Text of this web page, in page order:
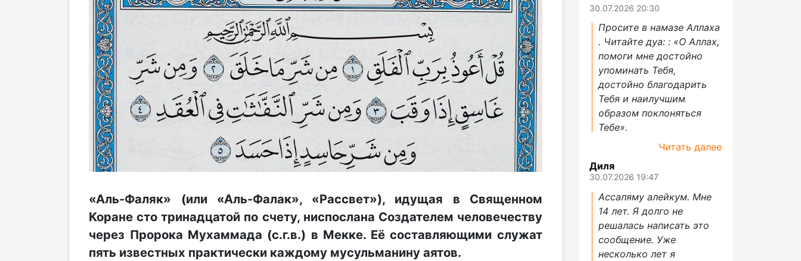
«Аль-Фаляк» (или «Аль-Фалак», «Рассвет»), идущая в Священном
Коране сто тринадцатой по счету, ниспослана Создателем человечеству
через Пророка Мухаммада (с.г.в.) в Мекке. Её составляющими служат
пять известных практически каждому мусульманину аятов.
30.07.2026 20:30
Просите в намазе Аллаха
. Читайте дуа: : «О Аллах,
помоги мне достойно
упоминать Тебя,
достойно благодарить
Тебя и наилучшим
образом поклоняться
Тебе».
Читать далее
Диля
30.07.2026 19:47
Ассаляму алейкум. Мне
14 лет. Я долго не
решалась написать это
сообщение. Уже
несколько лет я